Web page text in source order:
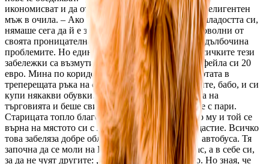
икономисват и да отделят за черни дни - каза интелигентен
мъж в очила. – Ако тази бабичка спестяваше от младостта си,
нямаше сега да й е зле.“ Всички пътници бяха доволни от
своята проницателност и способност да видят в дълбочина
проблемите. Но един от пътници помисли, че всичките тези
забележки са възмутителни. Той извади от портфейла си 20
евро. Мина по коридора напред и остави банкнотата в
треперещата ръка на старицата: „Вземи паричките, бабо, и си
купи някакви обувки…“ Той работеше в сферата на
търговията и беше свикнал да решава въпросите с пари.
Старицата топло благодари за пожертвуванието му и той се
върна на мястото си с лице, което изразяваше щастие. Всичко
това забеляза добре облечена жена в средата на автобуса. Тя
започна да се моли на Бог. Разбира се, не на глас, а в себе си,
за да не чуят другите: „Господи, аз нямам нищо. Но зная, че